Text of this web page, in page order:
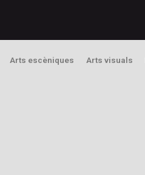
Arts escèniques Arts visuals